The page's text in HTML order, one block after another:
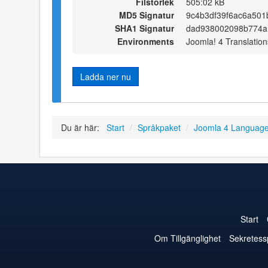
MD5 Signatur
SHA1 Signatur
Environments
Joomla! 4
Ladda ner nu
Du är här: Start / Språkpaket / Joomla 4
Start
Om Tillgänglighet